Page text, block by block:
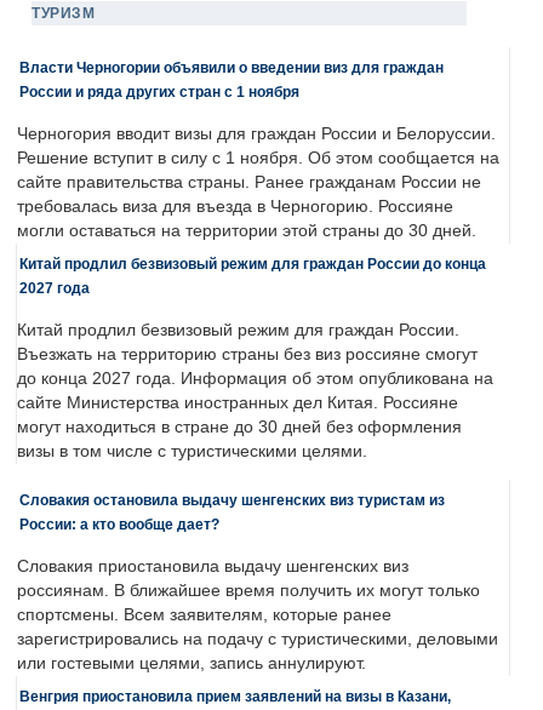
ТУРИЗМ
Власти Черногории объявили о введении виз для граждан
России и ряда других стран с 1 ноября
Черногория вводит визы для граждан России и Белоруссии.
Решение вступит в силу с 1 ноября. Об этом сообщается на
сайте правительства страны. Ранее гражданам России не
требовалась виза для въезда в Черногорию. Россияне
могли оставаться на территории этой страны до 30 дней.
Китай продлил безвизовый режим для граждан России до конца
2027 года
Китай продлил безвизовый режим для граждан России.
Въезжать на территорию страны без виз россияне смогут
до конца 2027 года. Информация об этом опубликована на
сайте Министерства иностранных дел Китая. Россияне
могут находиться в стране до 30 дней без оформления
визы в том числе с туристическими целями.
Словакия остановила выдачу шенгенских виз туристам из
России: а кто вообще дает?
Словакия приостановила выдачу шенгенских виз
россиянам. В ближайшее время получить их могут только
спортсмены. Всем заявителям, которые ранее
зарегистрировались на подачу с туристическими, деловыми
или гостевыми целями, запись аннулируют.
Венгрия приостановила прием заявлений на визы в Казани,